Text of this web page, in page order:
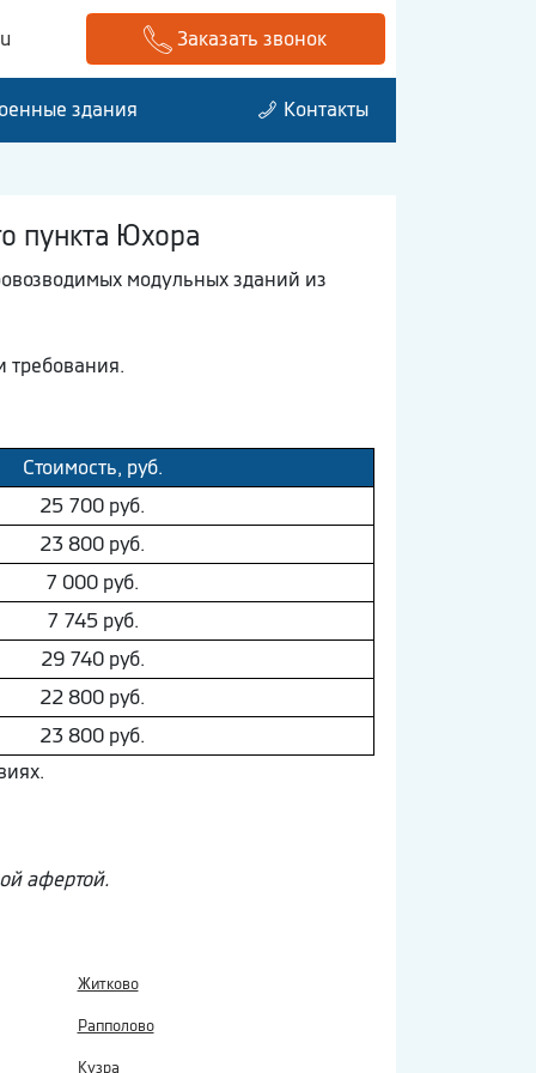
Заказать звонок
здания Контакты
пункта Юхора
модульных зданий из
требования.
Стоимость, руб.
25 700 руб.
23 800 руб.
7 000 руб.
7 745 руб.
29 740 руб.
22 800 руб.
23 800 руб.
афертой.
Житково
Рапполово
Кузра